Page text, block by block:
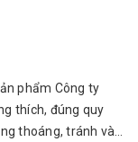
phẩm Công ty
thích, đúng quy
thoáng, tránh vào